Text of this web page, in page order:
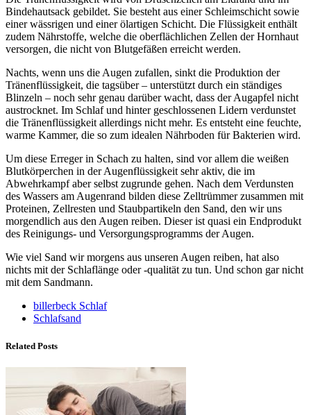
Bindehautsack gebildet. Sie besteht aus einer Schleimschicht sowie
einer wässrigen und einer ölartigen Schicht. Die Flüssigkeit enthält
zudem Nährstoffe, welche die oberflächlichen Zellen der Hornhaut
versorgen, die nicht von Blutgefäßen erreicht werden.
Nachts, wenn uns die Augen zufallen, sinkt die Produktion der
Tränenflüssigkeit, die tagsüber – unterstützt durch ein ständiges
Blinzeln – noch sehr genau darüber wacht, dass der Augapfel nicht
austrocknet. Im Schlaf und hinter geschlossenen Lidern verdunstet
die Tränenflüssigkeit allerdings nicht mehr. Es entsteht eine feuchte,
warme Kammer, die so zum idealen Nährboden für Bakterien wird.
Um diese Erreger in Schach zu halten, sind vor allem die weißen
Blutkörperchen in der Augenflüssigkeit sehr aktiv, die im
Abwehrkampf aber selbst zugrunde gehen. Nach dem Verdunsten
des Wassers am Augenrand bilden diese Zelltrümmer zusammen mit
Proteinen, Zellresten und Staubpartikeln den Sand, den wir uns
morgendlich aus den Augen reiben. Dieser ist quasi ein Endprodukt
des Reinigungs- und Versorgungsprogramms der Augen.
Wie viel Sand wir morgens aus unseren Augen reiben, hat also
nichts mit der Schlaflänge oder -qualität zu tun. Und schon gar nicht
mit dem Sandmann.
billerbeck Schlaf
Schlafsand
Related Posts